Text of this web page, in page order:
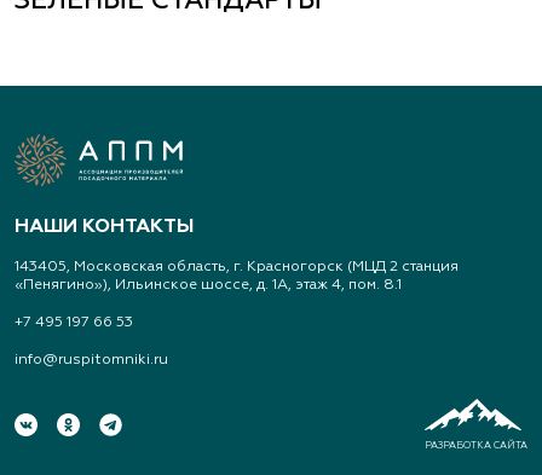
НАШИ КОНТАКТЫ
143405, Московская область, г. Красногорск (МЦД 2 станция
«Пенягино»), Ильинское шоссе, д. 1А, этаж 4, пом. 8.1
+7 495 197 66 53
info@ruspitomniki.ru
РАЗРАБОТКА САЙТА